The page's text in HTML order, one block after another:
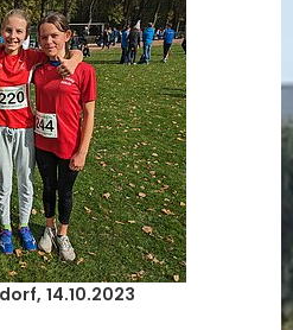
14.10.2023